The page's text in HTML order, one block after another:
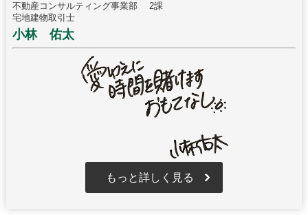
不動産コンサルティング事業部 2課
宅地建物取引士
小林 佑太
もっと詳しく見る